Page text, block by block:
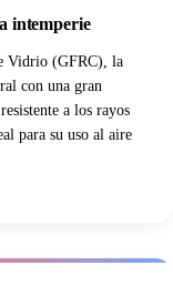
intemperie
Vidrio (GFRC), la
con una gran
a los rayos
para su uso al aire